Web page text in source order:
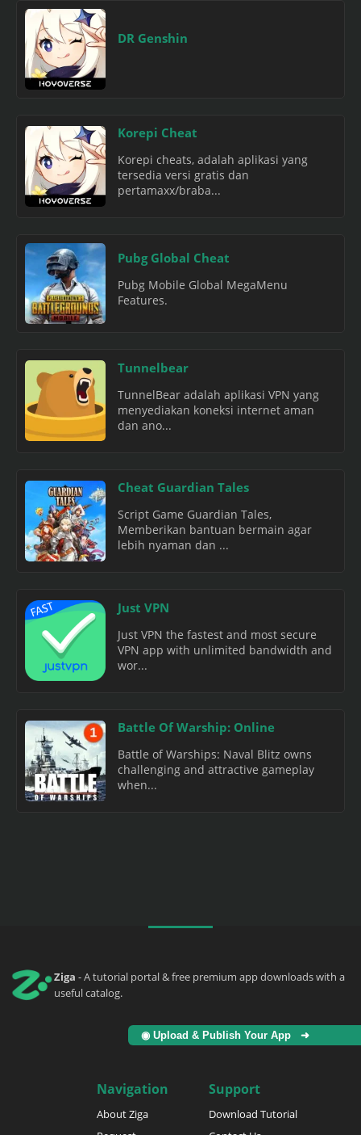
DR Genshin
Korepi Cheat
Korepi cheats, adalah aplikasi yang
tersedia versi gratis dan
pertamaxx/braba...
Pubg Global Cheat
Pubg Mobile Global MegaMenu
Features.
Tunnelbear
TunnelBear adalah aplikasi VPN yang
menyediakan koneksi internet aman
dan ano...
Cheat Guardian Tales
Script Game Guardian Tales,
Memberikan bantuan bermain agar
lebih nyaman dan ...
Just VPN
Just VPN the fastest and most secure
VPN app with unlimited bandwidth and
wor...
Battle Of Warship: Online
Battle of Warships: Naval Blitz owns
challenging and attractive gameplay
when...
Ziga - A tutorial portal & free premium app downloads with a
useful catalog.
◉ Upload & Publish Your App ➜
Navigation
About Ziga
Support
Download Tutorial